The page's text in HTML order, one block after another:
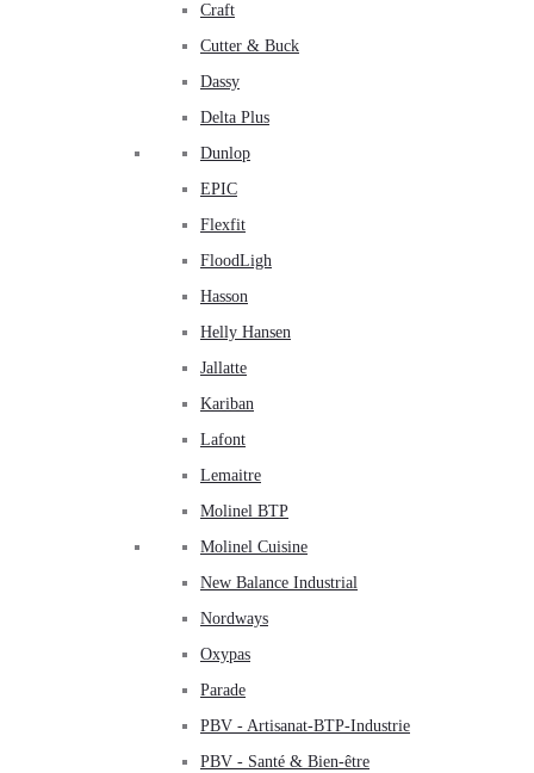
Craft
Cutter & Buck
Dassy
Delta Plus
Dunlop
EPIC
Flexfit
FloodLigh
Hasson
Helly Hansen
Jallatte
Kariban
Lafont
Lemaitre
Molinel BTP
Molinel Cuisine
New Balance Industrial
Nordways
Oxypas
Parade
PBV - Artisanat-BTP-Industrie
PBV - Santé & Bien-être